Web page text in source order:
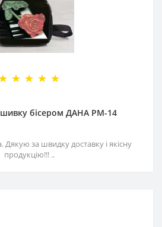
бісером ДАНА РМ-14
за швидку доставку і якісну
продукцію!!! ..